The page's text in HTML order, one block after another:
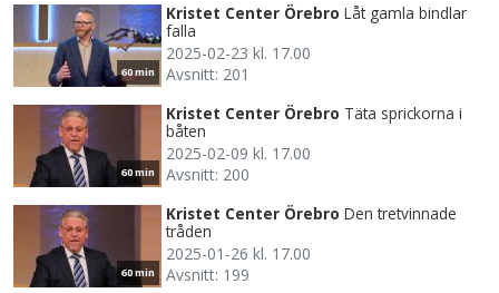
60 min
Kristet Center Örebro Låt gamla bindlar
falla
2025-02-23 kl. 17.00
Avsnitt: 201
60 min
Kristet Center Örebro Täta sprickorna i
båten
2025-02-09 kl. 17.00
Avsnitt: 200
60 min
Kristet Center Örebro Den tretvinnade
tråden
2025-01-26 kl. 17.00
Avsnitt: 199